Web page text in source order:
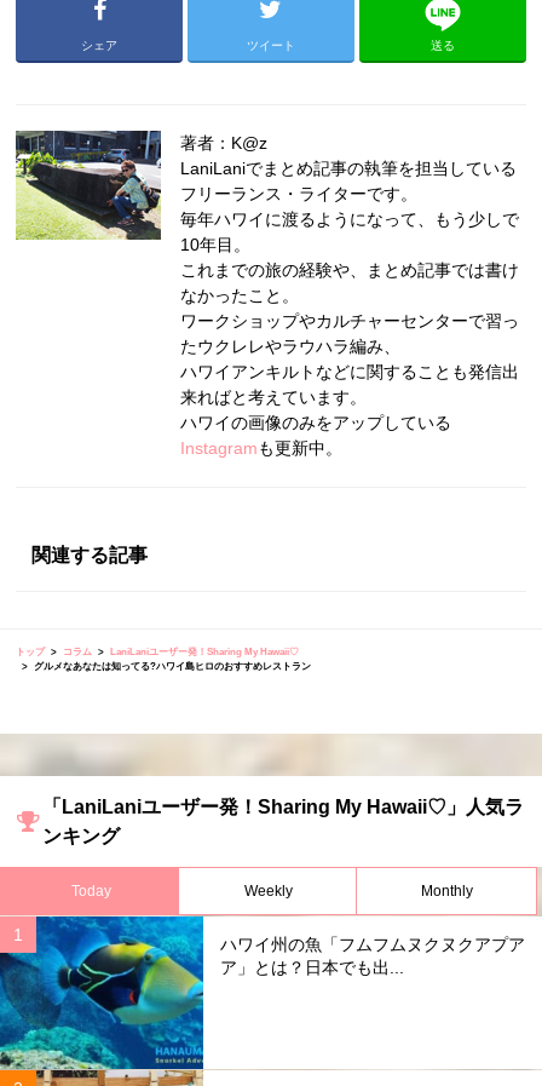
シェア ツイート 送る
著者：K@z
LaniLaniでまとめ記事の執筆を担当している
フリーランス・ライターです。
毎年ハワイに渡るようになって、もう少しで
10年目。
これまでの旅の経験や、まとめ記事では書け
なかったこと。
ワークショップやカルチャーセンターで習っ
たウクレレやラウハラ編み、
ハワイアンキルトなどに関することも発信出
来ればと考えています。
ハワイの画像のみをアップしている
Instagramも更新中。
関連する記事
トップ コラム
LaniLaniユーザー発！Sharing My Hawaii♡
グルメなあなたは知ってる?ハワイ島ヒロのおすすめレストラン
「LaniLaniユーザー発！Sharing My Hawaii♡」人気ラ
ンキング
Today Weekly Monthly
ハワイ州の魚「フムフムヌクヌクアプア
ア」とは？日本でも出...